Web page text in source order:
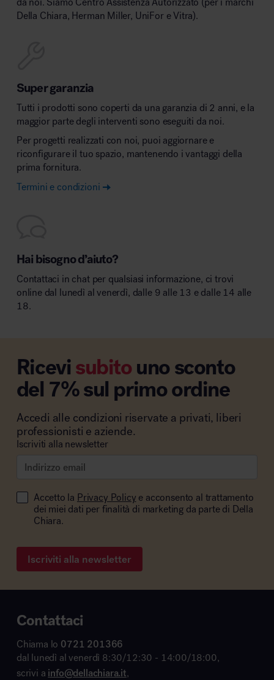
Della Chiara, Herman Miller, UniFor e Vitra).
Super garanzia
Tutti i prodotti sono coperti da una garanzia di 2 anni, e la
maggior parte degli interventi sono eseguiti da noi.
Per progetti realizzati con noi, puoi aggiornare e
riconfigurare il tuo spazio, mantenendo i vantaggi della
prima fornitura.
Termini e condizioni
Hai bisogno d’aiuto?
Contattaci in chat per qualsiasi informazione, ci trovi
online dal lunedì al venerdì, dalle 9 alle 13 e dalle 14 alle
18.
Ricevisubitouno sconto
del 7% sul primo ordine
Accedi alle condizioni riservate a privati, liberi
professionisti e aziende.
Iscriviti alla newsletter
Accetto la Privacy Policy e acconsento al trattamento
dei miei dati per finalità di marketing da parte di Della
Chiara.
Iscriviti alla newsletter
Contattaci
Chiama lo 0721 201366
dal lunedì al venerdì 8:30/12:30 - 14:00/18:00,
scrivi a info@dellachiara.it,